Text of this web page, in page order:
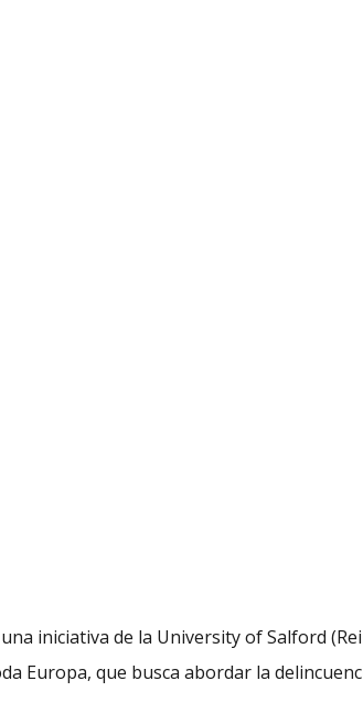
una iniciativa de la University of Salford
Europa, que busca abordar la